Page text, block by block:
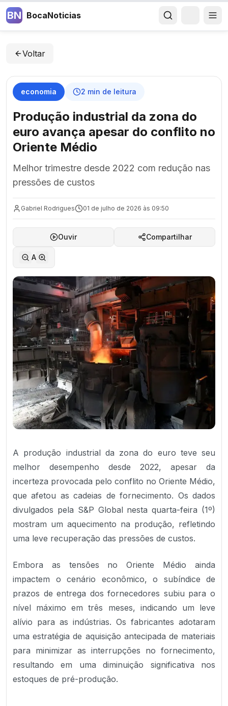
BN BocaNoticias
Voltar
economia 2 min de leitura
Produção industrial da zona do
euro avança apesar do conflito no
Oriente Médio
Melhor trimestre desde 2022 com redução nas
pressões de custos
Gabriel Rodrigues 01 de julho de 2026 às 09:50
Ouvir Compartilhar
A
A produção industrial da zona do euro teve seu
melhor desempenho desde 2022, apesar da
incerteza provocada pelo conflito no Oriente Médio,
que afetou as cadeias de fornecimento. Os dados
divulgados pela S&P Global nesta quarta-feira (1º)
mostram um aquecimento na produção, refletindo
uma leve recuperação das pressões de custos.
Embora as tensões no Oriente Médio ainda
impactem o cenário econômico, o subíndice de
prazos de entrega dos fornecedores subiu para o
nível máximo em três meses, indicando um leve
alívio para as indústrias. Os fabricantes adotaram
uma estratégia de aquisição antecipada de materiais
para minimizar as interrupções no fornecimento,
resultando em uma diminuição significativa nos
estoques de pré-produção.